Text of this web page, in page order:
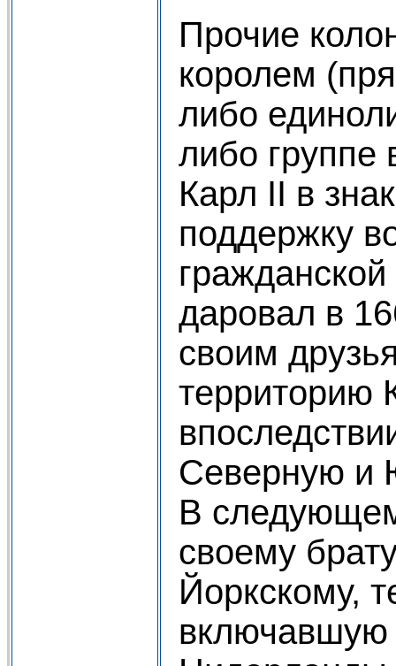
Прочие
королем
либо
либо группе
Карл II в
поддержку
даровал в
своим
территорию
Северную и
В
своему
Йоркскому,